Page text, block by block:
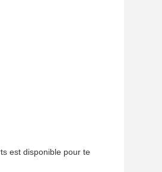
est disponible pour te